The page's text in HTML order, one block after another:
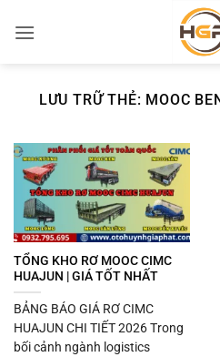
qua
LƯU TRỮ THẺ: MOOC
TỔNG KHO RƠ MOOC CIMC
HUAJUN | GIÁ TỐT NHẤT
BẢNG BÁO GIÁ RƠ CIMC
HUAJUN CHI TIẾT 2026 Trong
bối cảnh ngành logistics